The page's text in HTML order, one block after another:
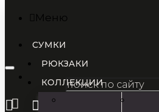
Ваша корзина
Меню
СУМКИ
РЮКЗАКИ
КОЛЛЕКЦИИ
Главная